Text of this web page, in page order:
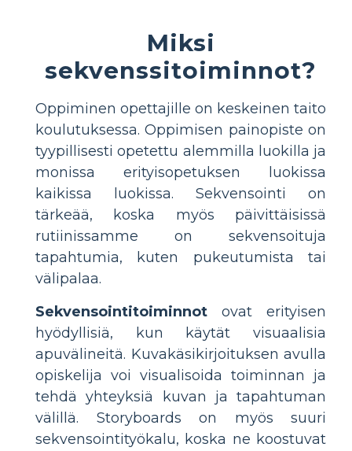
Miksi
sekvenssitoiminnot?
Oppiminen opettajille on keskeinen taito
koulutuksessa. Oppimisen painopiste on
tyypillisesti opetettu alemmilla luokilla ja
monissa erityisopetuksen luokissa
kaikissa luokissa. Sekvensointi on
tärkeää, koska myös päivittäisissä
rutiinissamme on sekvensoituja
tapahtumia, kuten pukeutumista tai
välipalaa.
Sekvensointitoiminnot ovat erityisen
hyödyllisiä, kun käytät visuaalisia
apuvälineitä. Kuvakäsikirjoituksen avulla
opiskelija voi visualisoida toiminnan ja
tehdä yhteyksiä kuvan ja tapahtuman
välillä. Storyboards on myös suuri
sekvensointityökalu, koska ne koostuvat